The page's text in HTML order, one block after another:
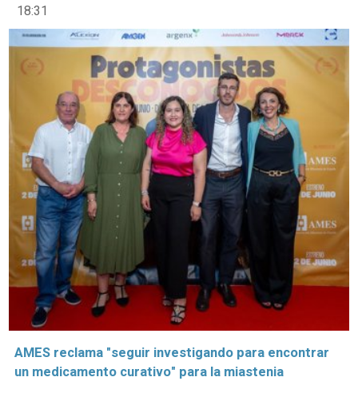
18:31
AMES reclama "seguir investigando para encontrar
un medicamento curativo" para la miastenia